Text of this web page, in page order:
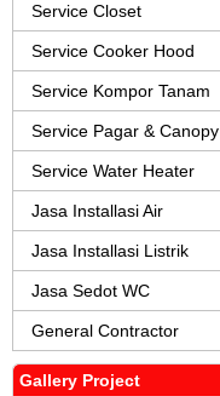
Service Closet
Service Cooker Hood
Service Kompor Tanam
Service Pagar & Canopy
Service Water Heater
Jasa Installasi Air
Jasa Installasi Listrik
Jasa Sedot WC
General Contractor
Gallery Project